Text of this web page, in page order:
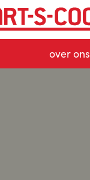
over ons